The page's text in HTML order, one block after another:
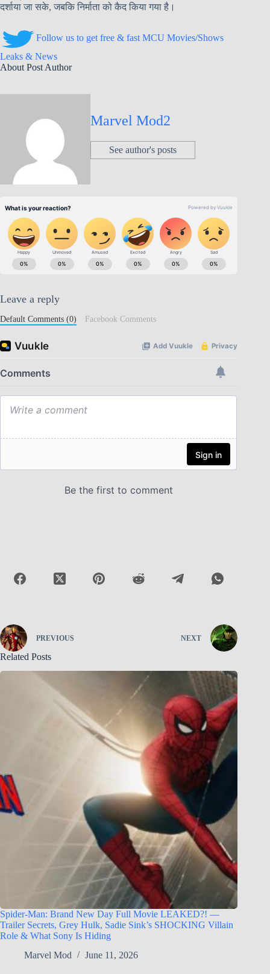
दर्शाया जा सके, जबकि निर्माता को कैद किया गया है।
Follow us to get free & fast MCU Movies/Shows
Leaks & News
About Post Author
Marvel Mod2
See author's posts
Leave a reply
Default Comments (0) Facebook Comments
PREVIOUS NEXT
Related Posts
Spider-Man: Brand New Day Full Movie LEAKED?! —
Trailer Secrets, Grey Hulk, Sadie Sink’s SHOCKING Villain
Role & What Sony Is Hiding
Marvel Mod
June 11, 2026